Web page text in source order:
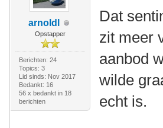
arnoldl
Opstapper
Berichten: 24
Topics: 3
Lid sinds: Nov 2017
Bedankt: 16
56 x bedankt in 18
berichten
Dat
zit meer
aanbod
wilde
echt is.